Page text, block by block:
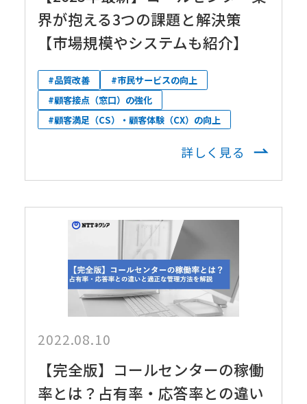
界が抱える3つの課題と解決策
【市場規模やシステムも紹介】
#品質改善
#市民サービスの向上
#顧客接点（窓口）の強化
#顧客満足（CS）・顧客体験（CX）の向上
詳しく見る
2022.08.10
【完全版】コールセンターの稼働
率とは？占有率・応答率との違い